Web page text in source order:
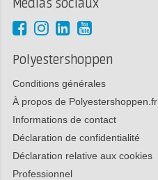
Médias sociaux
Polyestershoppen
Conditions générales
À propos de Polyestershoppen.fr
Informations de contact
Déclaration de confidentialité
Déclaration relative aux cookies
Professionnel